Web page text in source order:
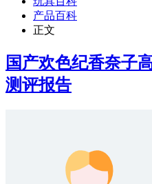
产品百科
正文
国产欢色纪香奈子
测评报告